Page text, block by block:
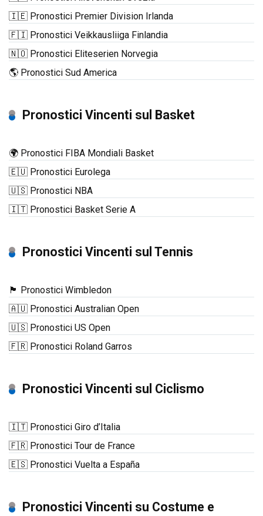
🇮🇪 Pronostici Premier Division Irlanda
🇫🇮 Pronostici Veikkausliiga Finlandia
🇳🇴 Pronostici Eliteserien Norvegia
🌎 Pronostici Sud America
Pronostici Vincenti sul Basket
🌍 Pronostici FIBA Mondiali Basket
🇪🇺 Pronostici Eurolega
🇺🇸 Pronostici NBA
🇮🇹 Pronostici Basket Serie A
Pronostici Vincenti sul Tennis
🏴󠁧󠁢󠁥󠁮󠁧󠁿 Pronostici Wimbledon
🇦🇺 Pronostici Australian Open
🇺🇸 Pronostici US Open
🇫🇷 Pronostici Roland Garros
Pronostici Vincenti sul Ciclismo
🇮🇹 Pronostici Giro d’Italia
🇫🇷 Pronostici Tour de France
🇪🇸 Pronostici Vuelta a España
Pronostici Vincenti su Costume e